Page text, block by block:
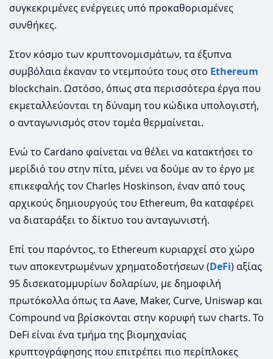
συγκεκριμένες ενέργειες υπό προκαθορισμένες
συνθήκες.
Στον κόσμο των κρυπτονομισμάτων, τα έξυπνα
συμβόλαια έκαναν το ντεμπούτο τους στο Ethereum
blockchain. Ωστόσο, όπως στα περισσότερα έργα που
εκμεταλλεύονται τη δύναμη του κώδικα υπολογιστή,
ο ανταγωνισμός στον τομέα θερμαίνεται.
Ενώ το Cardano φαίνεται να θέλει να κατακτήσει το
μερίδιό του στην πίτα, μένει να δούμε αν το έργο με
επικεφαλής τον Charles Hoskinson, έναν από τους
αρχικούς δημιουργούς του Ethereum, θα καταφέρει
να διαταράξει το δίκτυο του ανταγωνιστή.
Επί του παρόντος, το Ethereum κυριαρχεί στο χώρο
των αποκεντρωμένων χρηματοδοτήσεων (DeFi) αξίας
95 δισεκατομμυρίων δολαρίων, με δημοφιλή
πρωτόκολλα όπως τα Aave, Maker, Curve, Uniswap και
Compound να βρίσκονται στην κορυφή των charts. Το
DeFi είναι ένα τμήμα της βιομηχανίας
κρυπτογράφησης που επιτρέπει πιο περίπλοκες